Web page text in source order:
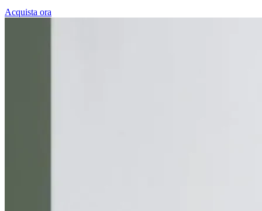
Acquista ora